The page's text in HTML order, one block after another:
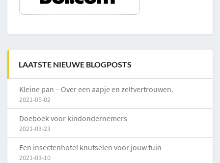
LAATSTE NIEUWE BLOGPOSTS
Kleine pan – Over een aapje en zelfvertrouwen.
2021-05-02
Doeboek voor kindondernemers
2021-03-23
Een insectenhotel knutselen voor jouw tuin
2021-03-10